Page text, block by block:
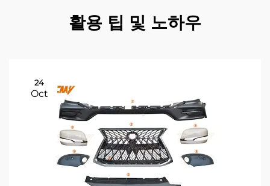
활용 팁 및 노하우
24
Oct